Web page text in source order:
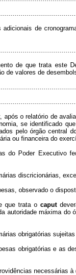
de
de que trata este
de valores de
, após o relatório de
se identificado
pelo órgão central
ou financeira do
do Poder Executivo
discricionárias,
observado o
que trata o caput
autoridade máxima
obrigatórias
obrigatórias e as
necessárias